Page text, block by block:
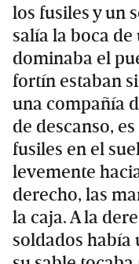
los fusiles y un
salía la boca
dominaba el
fortín estaban
una compañía
de descanso,
fusiles en el
levemente
derecho, las
la caja. A la
soldados había